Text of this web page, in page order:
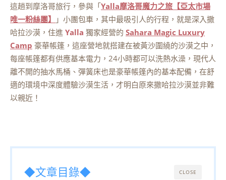
這趟到摩洛哥旅行，參與「Yalla摩洛哥魔力之旅【亞太市場
唯一粉絲團】
」小團包車，其中最吸引人的行程，就是深入撒
哈拉沙漠，住進 Yalla 獨家經營的 Sahara Magic Luxury
Camp 豪華帳篷，這座營地就搭建在被黃沙圍繞的沙漠之中，
每座帳篷都有供應基本電力，24小時都可以洗熱水澡，現代人
離不開的抽水馬桶、彈簧床也是豪華帳篷內的基本配備，在舒
適的環境中深度體驗沙漠生活，才明白原來撒哈拉沙漠並非難
以親近！
CLOSE
◆文章目錄◆